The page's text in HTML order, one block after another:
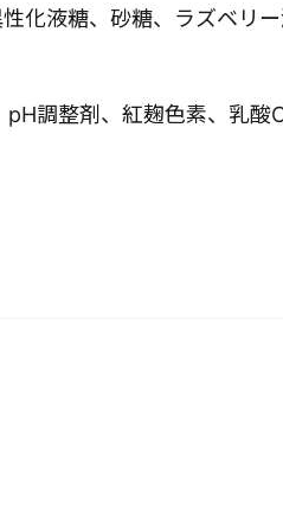
化液糖、砂糖、ラズベリ
調整剤、紅麹色素、乳酸